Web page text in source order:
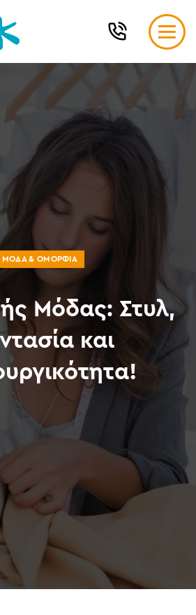
ΜΌΔΑ & ΟΜΟΡΦΙΆ
Μόδας: Στυλ,
και